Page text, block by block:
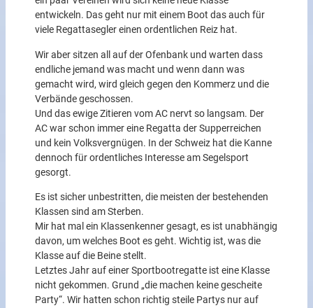
entwickeln. Das geht nur mit einem Boot das auch für
viele Regattasegler einen ordentlichen Reiz hat.
Wir aber sitzen all auf der Ofenbank und warten dass
endliche jemand was macht und wenn dann was
gemacht wird, wird gleich gegen den Kommerz und die
Verbände geschossen.
Und das ewige Zitieren vom AC nervt so langsam. Der
AC war schon immer eine Regatta der Supperreichen
und kein Volksvergnügen. In der Schweiz hat die Kanne
dennoch für ordentliches Interesse am Segelsport
gesorgt.
Es ist sicher unbestritten, die meisten der bestehenden
Klassen sind am Sterben.
Mir hat mal ein Klassenkenner gesagt, es ist unabhängig
davon, um welches Boot es geht. Wichtig ist, was die
Klasse auf die Beine stellt.
Letztes Jahr auf einer Sportbootregatte ist eine Klasse
nicht gekommen. Grund „die machen keine gescheite
Party“. Wir hatten schon richtig steile Partys nur auf